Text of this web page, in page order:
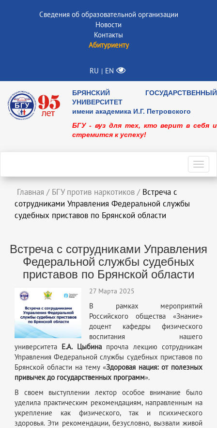
Сведения об образовательной организации
Новости
Контакты
Абитуриенту
RU | EN
БРЯНСКИЙ ГОСУДАРСТВЕННЫЙ
УНИВЕРСИТЕТ
имени академика И.Г. Петровского
БГУ - вуз для тех, кто верит в себя и
стремится к успеху!
Главная / БГУ против наркотиков / Встреча с
сотрудниками Управления Федеральной службы
судебных приставов по Брянской области
Встреча с сотрудниками Управления
Федеральной службы судебных
приставов по Брянской области
27 Марта 2025
В рамках мероприятий
Российского общества «Знание»
доцент кафедры физического
воспитания нашего
университета Е.А. Цыбинапрочла лекцию сотрудникам
Управления Федеральной службы судебных приставов по
Брянской области на тему «Здоровая нация: от полезных
привычек до государственных программ».
В своем выступлении лектор особое внимание было
уделила практическим рекомендациям, направленным на
укрепление как физического, так и психического
здоровья. Эти рекомендации, безусловно, вызвали живой